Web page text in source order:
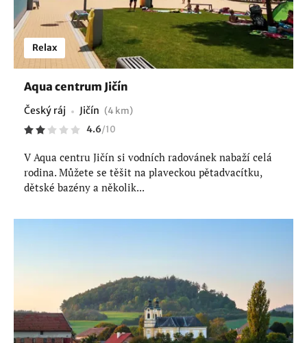
Relax
Aqua centrum Jičín
Český ráj Jičín (4 km)
4.6/10
V Aqua centru Jičín si vodních radovánek nabaží celá
rodina. Můžete se těšit na plaveckou pětadvacítku,
dětské bazény a několik...